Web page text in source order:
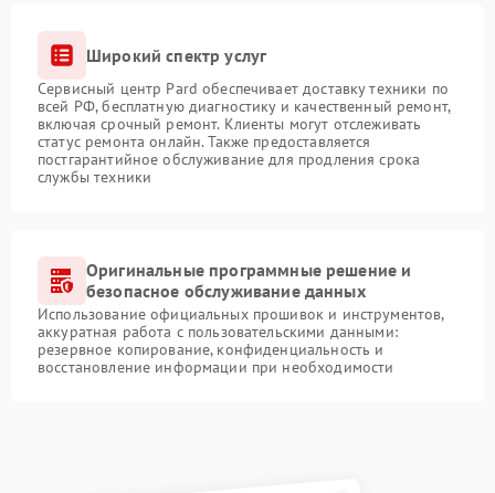
Широкий спектр услуг
Сервисный центр Pard обеспечивает доставку техники по
всей РФ, бесплатную диагностику и качественный ремонт,
включая срочный ремонт. Клиенты могут отслеживать
статус ремонта онлайн. Также предоставляется
постгарантийное обслуживание для продления срока
службы техники
Оригинальные программные решение и
безопасное обслуживание данных
Использование официальных прошивок и инструментов,
аккуратная работа с пользовательскими данными:
резервное копирование, конфиденциальность и
восстановление информации при необходимости